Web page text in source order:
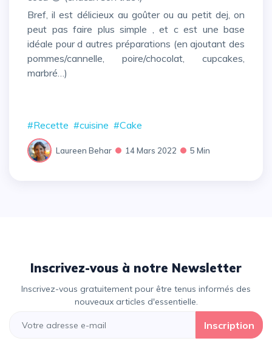
Bref, il est délicieux au goûter ou au petit dej, on
peut pas faire plus simple , et c est une base
idéale pour d autres préparations (en ajoutant des
pommes/cannelle, poire/chocolat, cupcakes,
marbré…)
#Recette #cuisine #Cake
Laureen Behar 14 Mars 2022 5 Min
Inscrivez-vous à notre Newsletter
Inscrivez-vous gratuitement pour être tenus informés des
nouveaux articles d'essentielle.
Inscription